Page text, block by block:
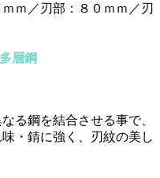
ｍ／刃部：８０ｍｍ／刃
層鋼
る鋼を結合させる事で、
・錆に強く、刃紋の美し